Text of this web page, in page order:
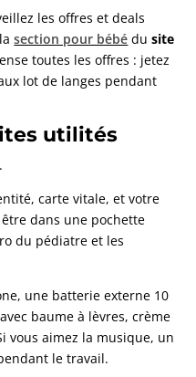
les offres et deals
lasection pour bébé dusite
toutes les offres : jetez
lot de langes pendant
utilités
carte vitale, et votre
dans une pochette
du pédiatre et les
une batterie externe 10
baume à lèvres, crème
vous aimez la musique, un
le travail.